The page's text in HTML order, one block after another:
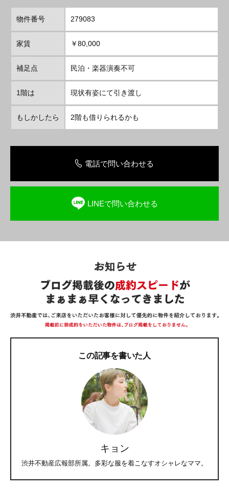
物件番号 279083
家賃 ￥80,000
補足点 民泊・楽器演奏不可
1階は 現状有姿にて引き渡し
もしかしたら 2階も借りられるかも
電話で問い合わせる
LINEで問い合わせる
この記事を書いた人
キョン
渋井不動産広報部所属。多彩な服を着こなすオシャレなママ。